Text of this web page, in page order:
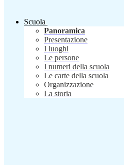
Scuola
Panoramica
Presentazione
I luoghi
Le persone
I numeri della scuola
Le carte della scuola
Organizzazione
La storia